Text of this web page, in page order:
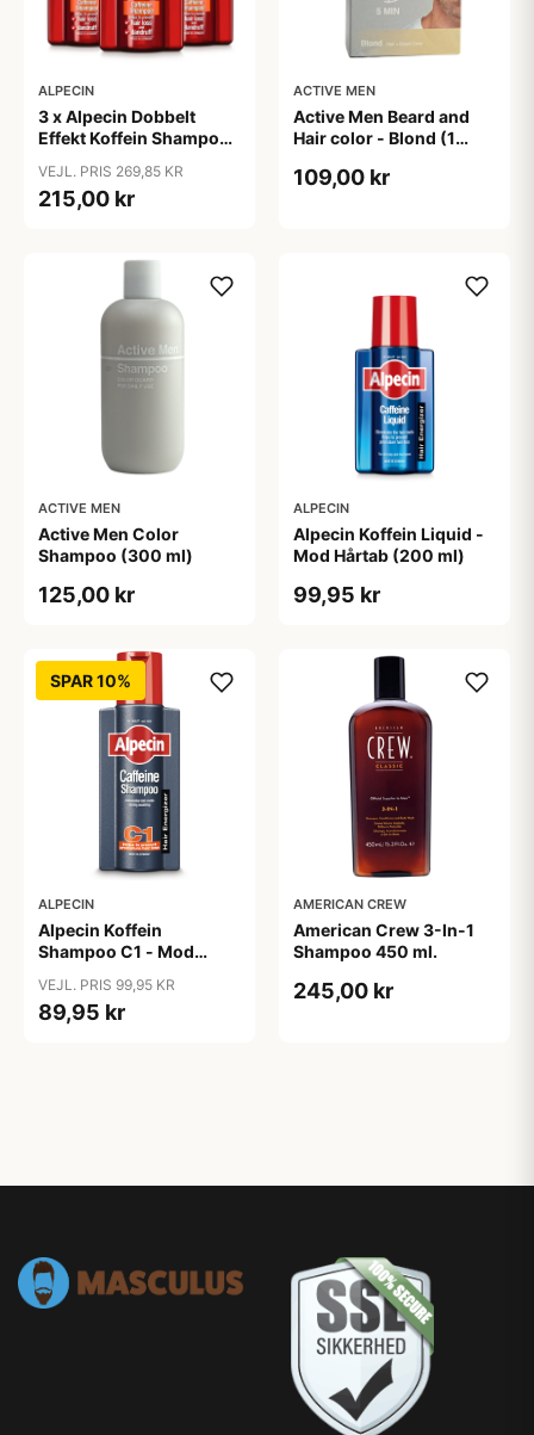
ALPECIN
3 x Alpecin Dobbelt
Effekt Koffein Shampoo
VEJL. PRIS 269,85 KR
215,00 kr
ACTIVE MEN
Active Men Beard and
Hair color - Blond (1
109,00 kr
ACTIVE MEN
Active Men Color
Shampoo (300 ml)
125,00 kr
ALPECIN
Alpecin Koffein Liquid -
Mod Hårtab (200 ml)
99,95 kr
SPAR 10%
ALPECIN
Alpecin Koffein
Shampoo C1 - Mod
VEJL. PRIS 99,95 KR
89,95 kr
AMERICAN CREW
American Crew 3-In-1
Shampoo 450 ml.
245,00 kr